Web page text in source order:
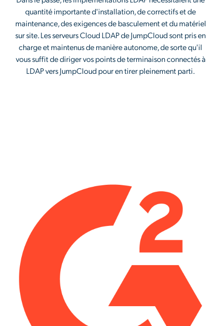
quantité importante d'installation, de correctifs et de
maintenance, des exigences de basculement et du matériel
sur site. Les serveurs Cloud LDAP de JumpCloud sont pris en
charge et maintenus de manière autonome, de sorte qu'il
vous suffit de diriger vos points de terminaison connectés à
LDAP vers JumpCloud pour en tirer pleinement parti.